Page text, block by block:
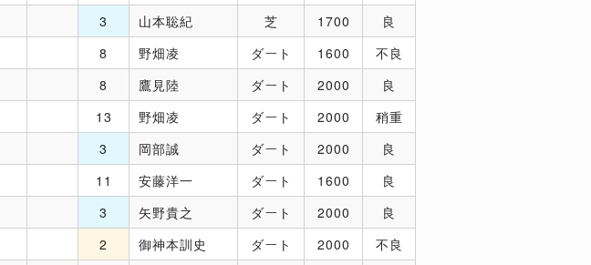
3 山本聡紀 芝 1700
良
8 野畑凌 ダート 1600
不良
8 鷹見陸 ダート 2000
良
13 野畑凌 ダート 2000
稍重
3 岡部誠 ダート 2000
良
11 安藤洋一 ダート 1600
良
3 矢野貴之 ダート 2000
良
2 御神本訓史 ダート 2000
不良